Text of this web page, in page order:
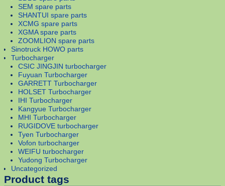
SEM spare parts
SHANTUI spare parts
XCMG spare parts
XGMA spare parts
ZOOMLION spare parts
Sinotruck HOWO parts
Turbocharger
CSIC JINGJIN turbocharger
Fuyuan Turbocharger
GARRETT Turbocharger
HOLSET Turbocharger
IHI Turbocharger
Kangyue Turbocharger
MHI Turbocharger
RUGIDOVE turbocharger
Tyen Turbocharger
Vofon turbocharger
WEIFU turbocharger
Yudong Turbocharger
Uncategorized
Product tags